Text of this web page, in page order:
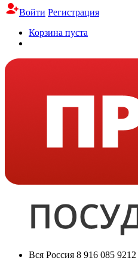
Войти Регистрация
Корзина пуста
Вся Россия 8 916 085 9212